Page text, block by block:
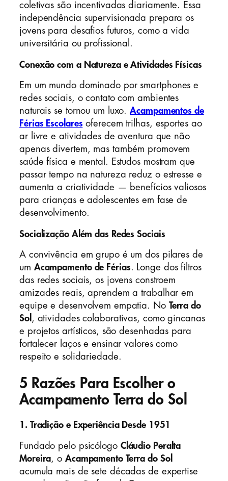
coletivas são incentivadas diariamente. Essa
independência supervisionada prepara os
jovens para desafios futuros, como a vida
universitária ou profissional.
Conexão com a Natureza e Atividades Físicas
Em um mundo dominado por smartphones e
redes sociais, o contato com ambientes
naturais se tornou um luxo.Acampamentos de
Férias Escolares oferecem trilhas, esportes ao
ar livre e atividades de aventura que não
apenas divertem, mas também promovem
saúde física e mental. Estudos mostram que
passar tempo na natureza reduz o estresse e
aumenta a criatividade — benefícios valiosos
para crianças e adolescentes em fase de
desenvolvimento.
Socialização Além das Redes Sociais
A convivência em grupo é um dos pilares de
um Acampamento de Férias. Longe dos filtros
das redes sociais, os jovens constroem
amizades reais, aprendem a trabalhar em
equipe e desenvolvem empatia. No Terra do
Sol , atividades colaborativas, como gincanas
e projetos artísticos, são desenhadas para
fortalecer laços e ensinar valores como
respeito e solidariedade.
5 Razões Para Escolher o
Acampamento Terra do Sol
1. Tradição e Experiência Desde 1951
Fundado pelo psicólogo Cláudio Peralta
Moreira, o Acampamento Terra do Sol
acumula mais de sete décadas de expertise